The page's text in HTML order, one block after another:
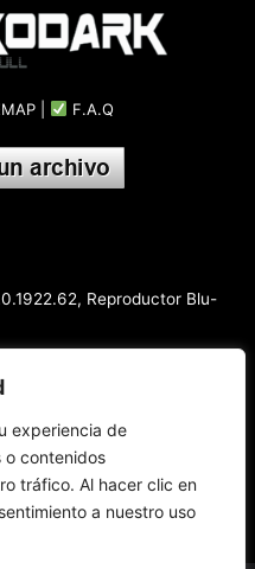
experiencia de
o contenidos
tráfico. Al hacer clic en
a nuestro uso
F.A.Q
Reproductor Blu-
en inteligencia artificial
Software que permite
fácil y rápidamente
Estable [Instalador